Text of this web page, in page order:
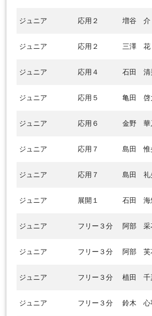
ジュニア 応用２ 増谷 介
ジュニア 応用２ 三澤 花
ジュニア 応用４ 石田 清
ジュニア 応用５ 亀田 啓
ジュニア 応用６ 金野 華
ジュニア 応用７ 島田 惟
ジュニア 応用７ 島田 礼
ジュニア 展開１ 石田 海
ジュニア フリー３分 阿部 采
ジュニア フリー３分 阿部 芙
ジュニア フリー３分 植田 千
ジュニア フリー３分 鈴木 心